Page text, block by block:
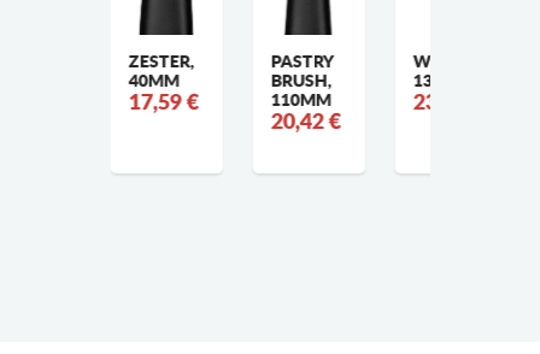
ZESTER,
40MM
17,59 €
PASTRY
BRUSH,
110MM
20,42 €
WHISK,
130MM
23,49 €